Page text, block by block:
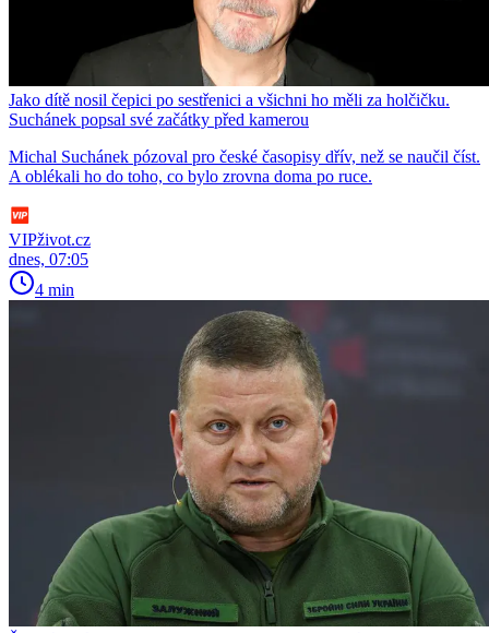
Jako dítě nosil čepici po sestřenici a všichni ho měli za holčičku.
Suchánek popsal své začátky před kamerou
Michal Suchánek pózoval pro české časopisy dřív, než se naučil číst.
A oblékali ho do toho, co bylo zrovna doma po ruce.
VIPživot.cz
dnes, 07:05
4 min